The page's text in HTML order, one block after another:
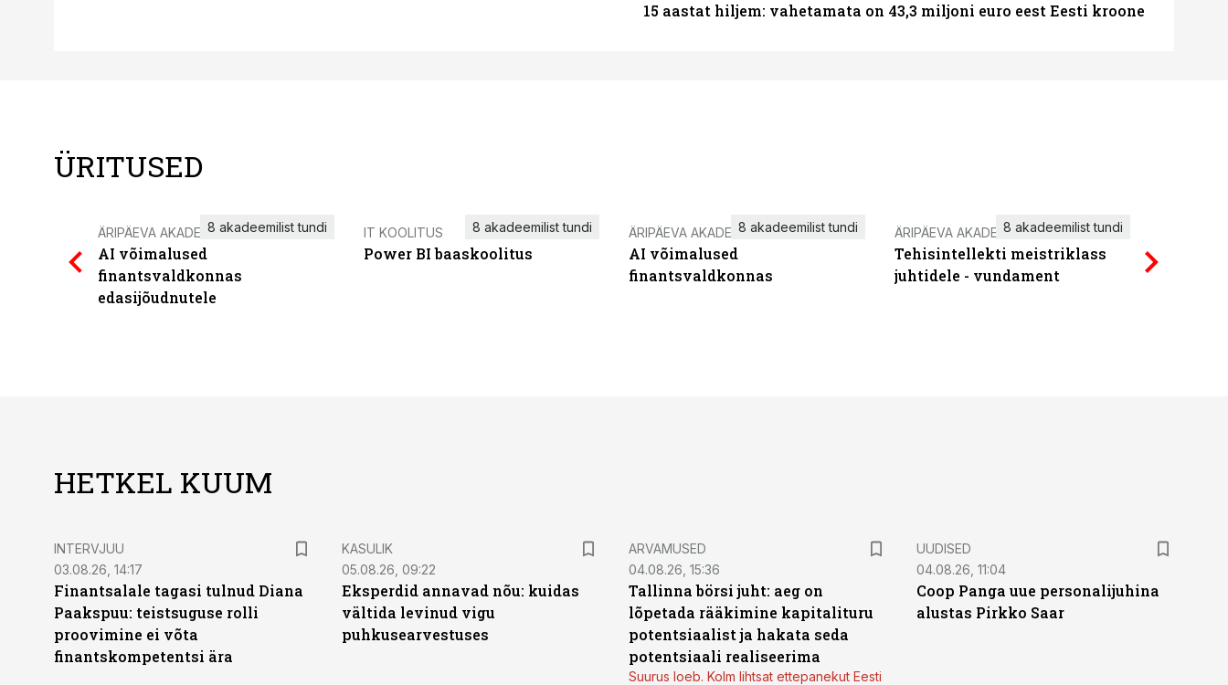
15 aastat hiljem: vahetamata on 43,3 miljoni euro eest Eesti kroone
ÜRITUSED
ÄRIPÄEVA AKADEEMIA
AI võimalused
finantsvaldkonnas
edasijõudnutele
8 akadeemilist tundi IT KOOLITUS
Power BI baaskoolitus
8 akadeemilist tundi ÄRIPÄEVA AKADEEMIA
AI võimalused
finantsvaldkonnas
8 akadeemilist tundi ÄRIPÄEVA AKADEEMIA
Tehisintellekti meistriklass
juhtidele - vundament
8 akadeemilist tundi
HETKEL KUUM
INTERVJUU
03.08.26, 14:17
Finantsalale tagasi tulnud Diana
Paakspuu: teistsuguse rolli
proovimine ei võta
finantskompetentsi ära
KASULIK
05.08.26, 09:22
Eksperdid annavad nõu: kuidas
vältida levinud vigu
puhkusearvestuses
ARVAMUSED
04.08.26, 15:36
Tallinna börsi juht: aeg on
lõpetada rääkimine kapitalituru
potentsiaalist ja hakata seda
potentsiaali realiseerima
Suurus loeb. Kolm lihtsat ettepanekut Eesti
UUDISED
04.08.26, 11:04
Coop Panga uue personalijuhina
alustas Pirkko Saar